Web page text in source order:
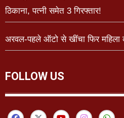
ठिकाना, पत्नी समेत 3 गिरफ्तार!
अरवल-पहले ऑटो से खींचा फिर महिला
FOLLOW US